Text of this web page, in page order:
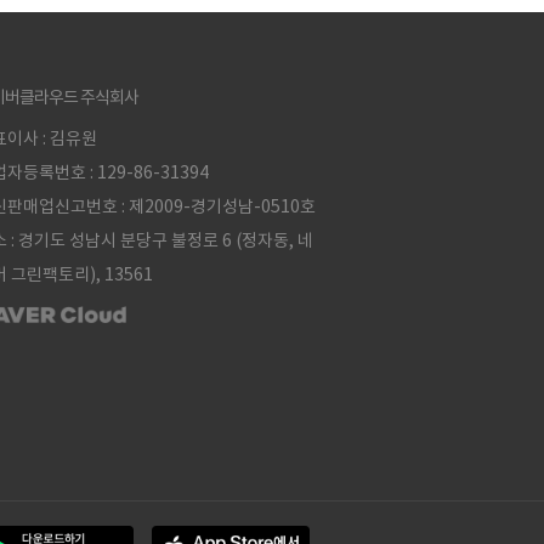
버클라우드 주식회사
이사 : 김유원
자등록번호 : 129-86-31394
판매업신고번호 : 제2009-경기성남-0510호
: 경기도 성남시 분당구 불정로 6 (정자동, 네
그린팩토리), 13561